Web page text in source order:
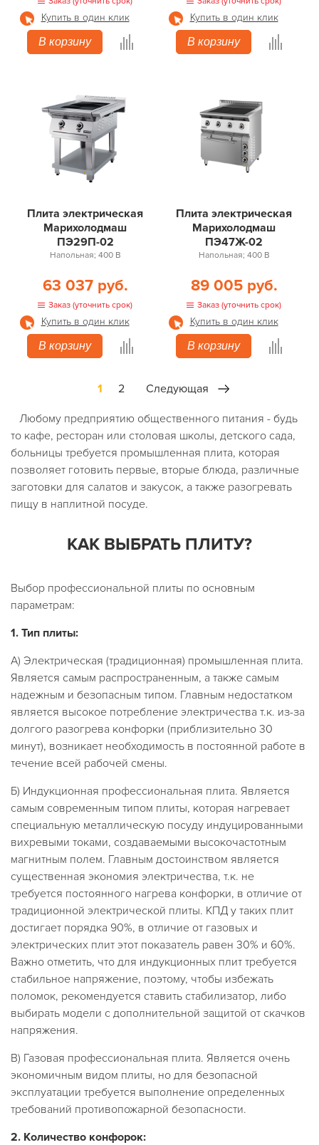
Купить в один клик
В корзину
Купить в один клик
В корзину
Плита электрическая
Марихолодмаш
ПЭ29П-02
Напольная; 400 В
63 037 руб.
Заказ (уточнить срок)
Купить в один клик
В корзину
Плита электрическая
Марихолодмаш
ПЭ47Ж-02
Напольная; 400 В
89 005 руб.
Заказ (уточнить срок)
Купить в один клик
В корзину
1 2 Следующая
Любому предприятию общественного питания - будь
то кафе, ресторан или столовая школы, детского сада,
больницы требуется промышленная плита, которая
позволяет готовить первые, вторые блюда, различные
заготовки для салатов и закусок, а также разогревать
пищу в наплитной посуде.
КАК ВЫБРАТЬ ПЛИТУ?
Выбор профессиональной плиты по основным
параметрам:
1. Тип плиты:
А) Электрическая (традиционная) промышленная плита.
Является самым распространенным, а также самым
надежным и безопасным типом. Главным недостатком
является высокое потребление электричества т.к. из-за
долгого разогрева конфорки (приблизительно 30
минут), возникает необходимость в постоянной работе в
течение всей рабочей смены.
Б) Индукционная профессиональная плита. Является
самым современным типом плиты, которая нагревает
специальную металлическую посуду индуцированными
вихревыми токами, создаваемыми высокочастотным
магнитным полем. Главным достоинством является
существенная экономия электричества, т.к. не
требуется постоянного нагрева конфорки, в отличие от
традиционной электрической плиты. КПД у таких плит
достигает порядка 90%, в отличие от газовых и
электрических плит этот показатель равен 30% и 60%.
Важно отметить, что для индукционных плит требуется
стабильное напряжение, поэтому, чтобы избежать
поломок, рекомендуется ставить стабилизатор, либо
выбирать модели с дополнительной защитой от скачков
напряжения.
В) Газовая профессиональная плита. Является очень
экономичным видом плиты, но для безопасной
эксплуатации требуется выполнение определенных
требований противопожарной безопасности.
2. Количество конфорок: